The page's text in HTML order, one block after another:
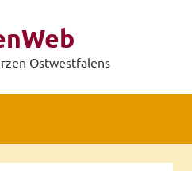
Ostwestfalens